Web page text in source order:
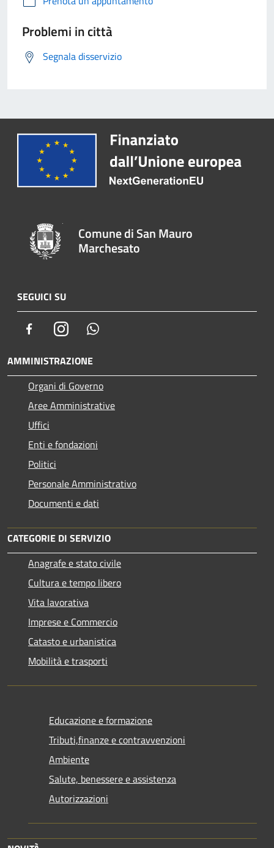
Problemi in città
Segnala disservizio
Comune di San Mauro
Marchesato
SEGUICI SU
FacebookInstagram
AMMINISTRAZIONE
Organi di Governo
Aree Amministrative
Uffici
Enti e fondazioni
Politici
Personale Amministrativo
Documenti e dati
CATEGORIE DI SERVIZIO
Anagrafe e stato civile
Cultura e tempo libero
Vita lavorativa
Imprese e Commercio
Catasto e urbanistica
Mobilità e trasporti
Educazione e formazione
Tributi,finanze e contravvenzioni
Ambiente
Salute, benessere e assistenza
Autorizzazioni